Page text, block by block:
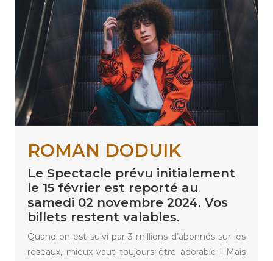
ROMAN DODUIK
Le Spectacle prévu initialement
le 15 février est reporté au
samedi 02 novembre 2024. Vos
billets restent valables.
Quand on est suivi par 3 millions d’abonnés sur les
réseaux, mieux vaut toujours être adorable ! Mais